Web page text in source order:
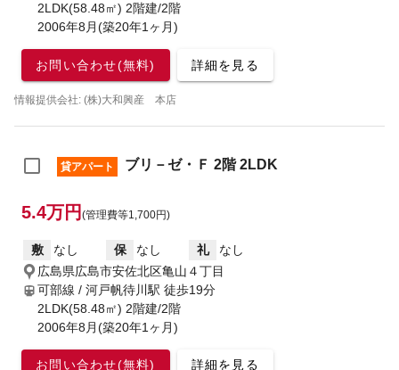
2LDK(58.48㎡) 2階建/2階
2006年8月(築20年1ヶ月)
お問い合わせ(無料) 詳細を見る
情報提供会社: (株)大和興産 本店
貸アパート ブリ－ゼ・Ｆ 2階 2LDK
5.4万円 (管理費等1,700円)
敷 なし 保 なし 礼
なし
広島県広島市安佐北区亀山４丁目
可部線 / 河戸帆待川駅 徒歩19分
2LDK(58.48㎡) 2階建/2階
2006年8月(築20年1ヶ月)
お問い合わせ(無料) 詳細を見る